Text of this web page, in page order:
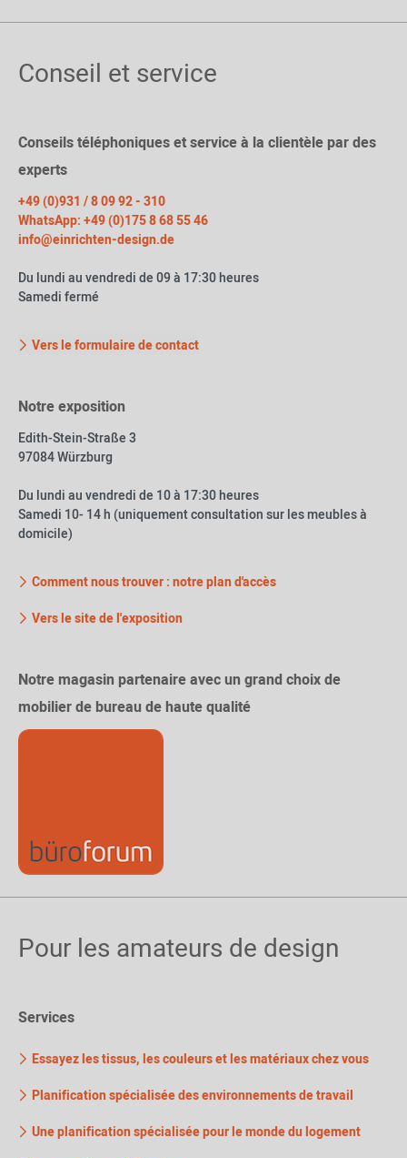
Conseil et service
Conseils téléphoniques et service à la clientèle par des
experts
+49 (0)931 / 8 09 92 - 310
WhatsApp: +49 (0)175 8 68 55 46
info@einrichten-design.de
Du lundi au vendredi de 09 à 17:30 heures
Samedi fermé
Vers le formulaire de contact
Notre exposition
Edith-Stein-Straße 3
97084 Würzburg
Du lundi au vendredi de 10 à 17:30 heures
Samedi 10- 14 h (uniquement consultation sur les meubles à
domicile)
Comment nous trouver : notre plan d'accès
Vers le site de l'exposition
Notre magasin partenaire avec un grand choix de
mobilier de bureau de haute qualité
Pour les amateurs de design
Services
Essayez les tissus, les couleurs et les matériaux chez vous
Planification spécialisée des environnements de travail
Une planification spécialisée pour le monde du logement